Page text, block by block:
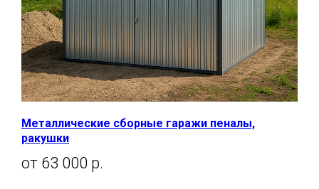
Металлические сборные гаражи пеналы,
ракушки
от 63 000 р.